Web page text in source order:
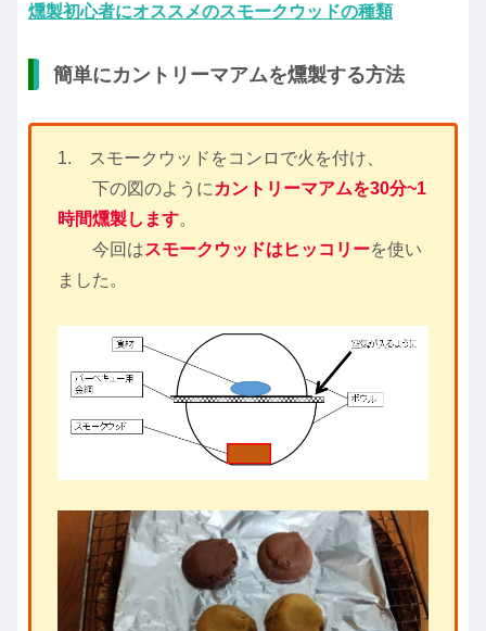
燻製初心者にオススメのスモークウッドの種類
簡単にカントリーマアムを燻製する方法
1. スモークウッドをコンロで火を付け、
下の図のように カントリーマアムを30分~1
時間燻製します。
今回はスモークウッドはヒッコリーを使い
ました。